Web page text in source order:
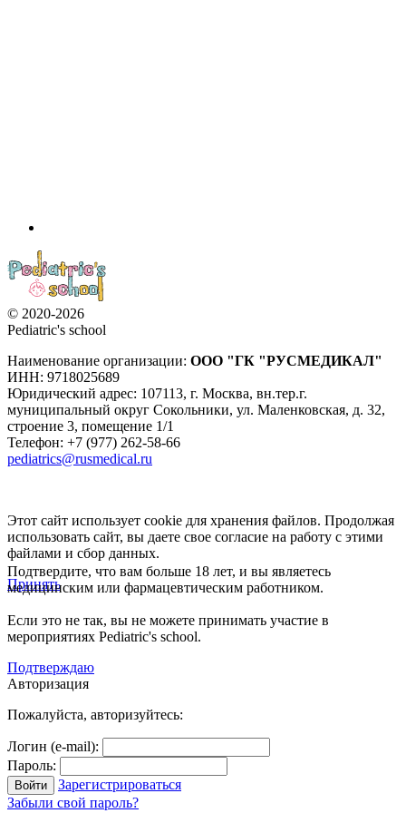
© 2020-2026
Pediatric's school
Наименование организации: ООО "ГК "РУСМЕДИКАЛ"
ИНН: 9718025689
Юридический адрес: 107113, г. Москва, вн.тер.г.
муниципальный округ Сокольники, ул. Маленковская, д. 32,
строение 3, помещение 1/1
Телефон: +7 (977) 262-58-66
pediatrics@rusmedical.ru
Этот сайт использует cookie для хранения файлов. Продолжая
использовать сайт, вы даете свое согласие на работу с этими
файлами и сбор данных.
Принять
Подтвердите, что вам больше 18 лет, и вы являетесь
медицинским или фармацевтическим работником.
Если это не так, вы не можете принимать участие в
мероприятиях Pediatric's school.
Подтверждаю
Авторизация
Пожалуйста, авторизуйтесь:
Логин (e-mail):
Пароль:
Зарегистрироваться
Забыли свой пароль?